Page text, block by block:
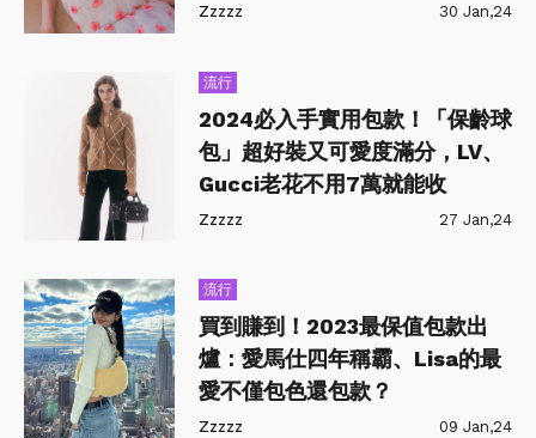
Zzzzz 30 Jan,24
流行
2024必入手實用包款！「保齡球
包」超好裝又可愛度滿分，LV、
Gucci老花不用7萬就能收
Zzzzz 27 Jan,24
流行
買到賺到！2023最保值包款出
爐：愛馬仕四年稱霸、Lisa的最
愛不僅包色還包款？
Zzzzz 09 Jan,24